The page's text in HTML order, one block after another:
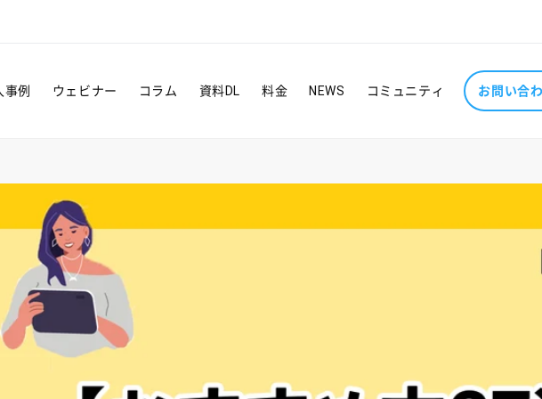
事例 ウェビナー コラム 資料DL 料金 NEWS コミュニティ お問い合